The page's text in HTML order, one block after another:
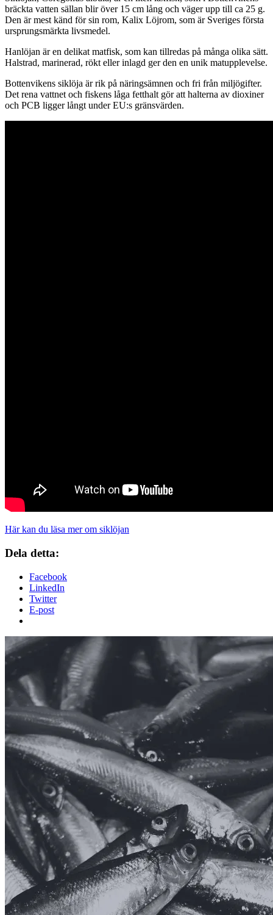
bräckta vatten sällan blir över 15 cm lång och väger upp till ca 25 g.
Den är mest känd för sin rom, Kalix Löjrom, som är Sveriges första
ursprungsmärkta livsmedel.
Hanlöjan är en delikat matfisk, som kan tillredas på många olika sätt.
Halstrad, marinerad, rökt eller inlagd ger den en unik matupplevelse.
Bottenvikens siklöja är rik på näringsämnen och fri från miljögifter.
Det rena vattnet och fiskens låga fetthalt gör att halterna av dioxiner
och PCB ligger långt under EU:s gränsvärden.
Här kan du läsa mer om siklöjan
Dela detta:
Facebook
LinkedIn
Twitter
E-post